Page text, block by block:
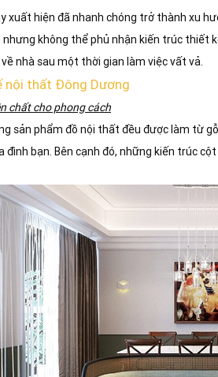
xuất hiện đã nhanh chóng trở thành xu
không thể phủ nhận kiến trúc
nhà sau một thời gian làm việc vất vả.
nội thất Đông Dương
chất cho phong cách
sản phẩm đồ nội thất đều được làm từ
đình bạn. Bên cạnh đó, những kiến trúc